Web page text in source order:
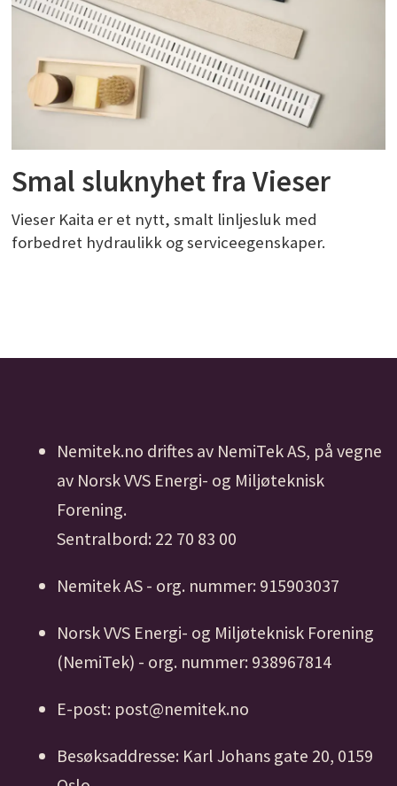
Smal sluknyhet fra Vieser
Vieser Kaita er et nytt, smalt linljesluk med
forbedret hydraulikk og serviceegenskaper.
Nemitek.no driftes av NemiTek AS, på vegne
av Norsk VVS Energi- og Miljøteknisk
Forening.
Sentralbord: 22 70 83 00
Nemitek AS - org. nummer: 915903037
Norsk VVS Energi- og Miljøteknisk Forening
(NemiTek) - org. nummer: 938967814
E-post: post@nemitek.no
Besøksaddresse: Karl Johans gate 20, 0159